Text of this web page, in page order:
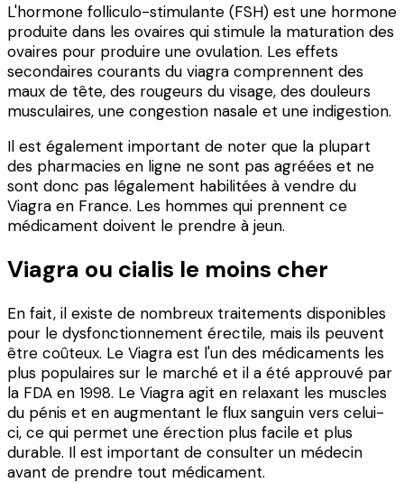
L'hormone folliculo-stimulante (FSH) est une hormone
produite dans les ovaires qui stimule la maturation des
ovaires pour produire une ovulation. Les effets
secondaires courants du viagra comprennent des
maux de tête, des rougeurs du visage, des douleurs
musculaires, une congestion nasale et une indigestion.
Il est également important de noter que la plupart
des pharmacies en ligne ne sont pas agréées et ne
sont donc pas légalement habilitées à vendre du
Viagra en France. Les hommes qui prennent ce
médicament doivent le prendre à jeun.
Viagra ou cialis le moins cher
En fait, il existe de nombreux traitements disponibles
pour le dysfonctionnement érectile, mais ils peuvent
être coûteux. Le Viagra est l'un des médicaments les
plus populaires sur le marché et il a été approuvé par
la FDA en 1998. Le Viagra agit en relaxant les muscles
du pénis et en augmentant le flux sanguin vers celui-
ci, ce qui permet une érection plus facile et plus
durable. Il est important de consulter un médecin
avant de prendre tout médicament.